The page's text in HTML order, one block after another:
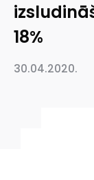
18%
30.04.2020.